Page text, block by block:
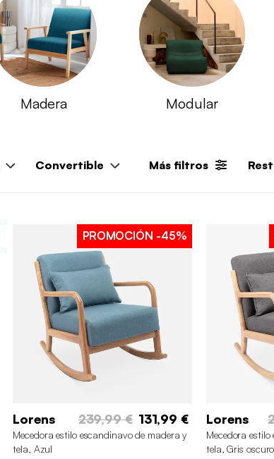
Madera Modular
Convertible Más filtros
PROMOCIÓN -45%
Lorens 239,99 € 131,99 €
Mecedora estilo escandinavo de madera y
tela, Azul
Lorens
Mecedora
tela, Gris oscuro